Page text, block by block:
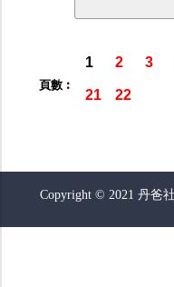
頁數︰
1 2 3
21 22
Copyright © 2021 丹爸